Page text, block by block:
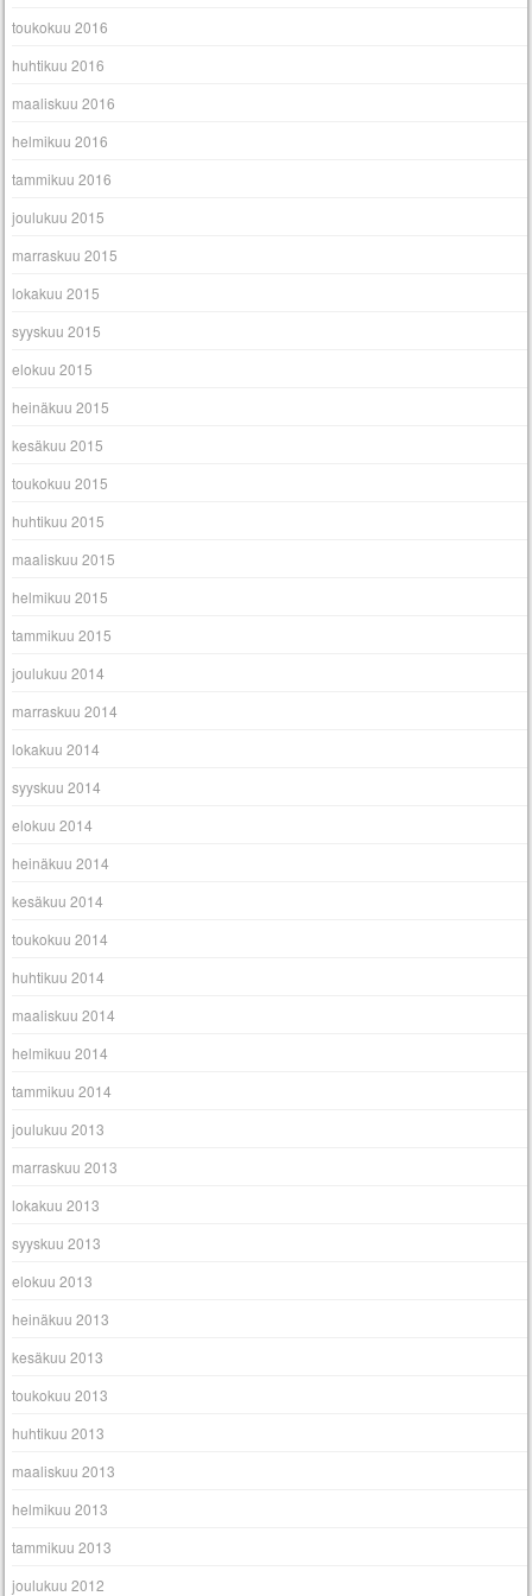
toukokuu 2016
huhtikuu 2016
maaliskuu 2016
helmikuu 2016
tammikuu 2016
joulukuu 2015
marraskuu 2015
lokakuu 2015
syyskuu 2015
elokuu 2015
heinäkuu 2015
kesäkuu 2015
toukokuu 2015
huhtikuu 2015
maaliskuu 2015
helmikuu 2015
tammikuu 2015
joulukuu 2014
marraskuu 2014
lokakuu 2014
syyskuu 2014
elokuu 2014
heinäkuu 2014
kesäkuu 2014
toukokuu 2014
huhtikuu 2014
maaliskuu 2014
helmikuu 2014
tammikuu 2014
joulukuu 2013
marraskuu 2013
lokakuu 2013
syyskuu 2013
elokuu 2013
heinäkuu 2013
kesäkuu 2013
toukokuu 2013
huhtikuu 2013
maaliskuu 2013
helmikuu 2013
tammikuu 2013
joulukuu 2012